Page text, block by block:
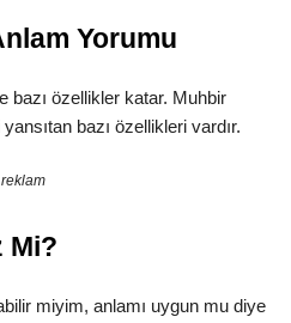
Yorumu
bazı özellikler katar. Muhbir
bazı özellikleri vardır.
reklam
Mi?
miyim, anlamı uygun mu diye